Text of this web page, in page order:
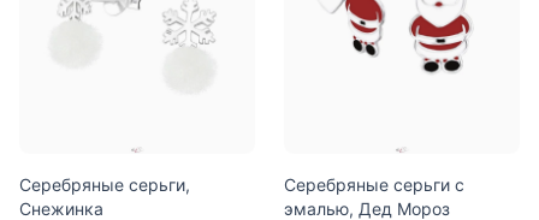
Серебряные серьги,
Снежинка
Серебряные серьги с
эмалью, Дед Мороз